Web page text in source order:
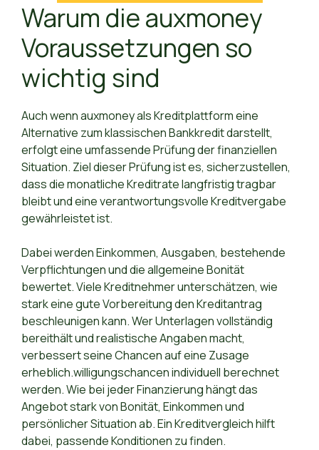
Warum die auxmoney
Voraussetzungen so
wichtig sind
Auch wenn auxmoney als Kreditplattform eine
Alternative zum klassischen Bankkredit darstellt,
erfolgt eine umfassende Prüfung der finanziellen
Situation. Ziel dieser Prüfung ist es, sicherzustellen,
dass die monatliche Kreditrate langfristig tragbar
bleibt und eine verantwortungsvolle Kreditvergabe
gewährleistet ist.
Dabei werden Einkommen, Ausgaben, bestehende
Verpflichtungen und die allgemeine Bonität
bewertet. Viele Kreditnehmer unterschätzen, wie
stark eine gute Vorbereitung den Kreditantrag
beschleunigen kann. Wer Unterlagen vollständig
bereithält und realistische Angaben macht,
verbessert seine Chancen auf eine Zusage
erheblich.willigungschancen individuell berechnet
werden. Wie bei jeder Finanzierung hängt das
Angebot stark von Bonität, Einkommen und
persönlicher Situation ab. Ein Kreditvergleich hilft
dabei, passende Konditionen zu finden.